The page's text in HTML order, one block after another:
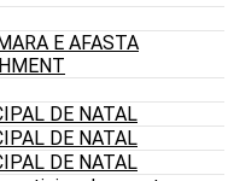
E AFASTA
DE NATAL
DE NATAL
DE NATAL